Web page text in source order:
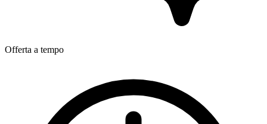
Offerta a tempo